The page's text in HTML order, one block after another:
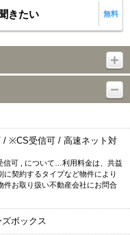
きたい 無料
※CS受信可 / 高速ネット対
信可 , について…利用料金は、共益
に契約するタイプなど物件により
件お取り扱い不動産会社にお問合
ボックス